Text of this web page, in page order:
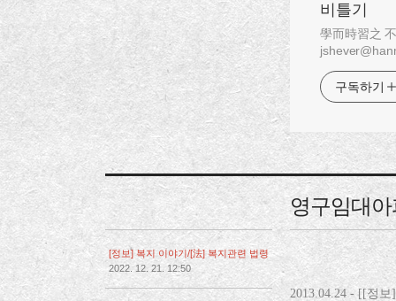
비틀기
學而時習之
구독하기
[정보] 복지 이야기/[法] 복지관련 법령
2022. 12. 21. 12:50
영구임대아
2013.04.24 - [[정